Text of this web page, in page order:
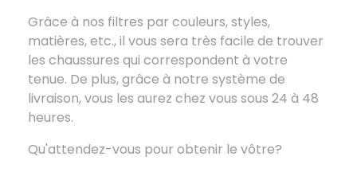
Grâce à nos filtres par couleurs, styles,
matières, etc., il vous sera très facile de trouver
les chaussures qui correspondent à votre
tenue. De plus, grâce à notre système de
livraison, vous les aurez chez vous sous 24 à 48
heures.
Qu'attendez-vous pour obtenir le vôtre?